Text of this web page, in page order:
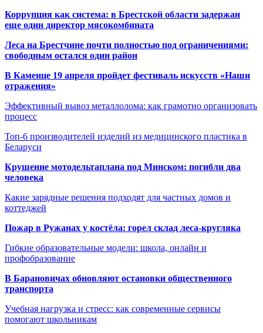
Коррупция как система: в Брестской области задержан
еще один директор мясокомбината
Леса на Брестчине почти полностью под ограничениями:
свободным остался один район
В Каменце 19 апреля пройдет фестиваль искусств «Наши
отражения»
Эффективный вывоз металлолома: как грамотно организовать
процесс
Топ-6 производителей изделий из медицинского пластика в
Беларуси
Крушение мотодельтаплана под Минском: погибли два
человека
Какие зарядные решения подходят для частных домов и
коттеджей
Пожар в Ружанах у костёла: горел склад леса-кругляка
Гибкие образовательные модели: школа, онлайн и
профобразование
В Барановичах обновляют остановки общественного
транспорта
Учебная нагрузка и стресс: как современные сервисы
помогают школьникам